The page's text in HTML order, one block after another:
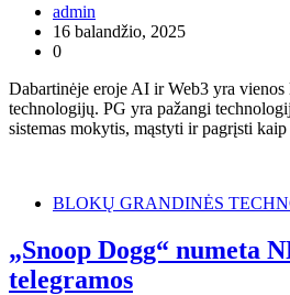
admin
16 balandžio, 2025
0
Dabartinėje eroje AI ir Web3 yra
technologijų. PG yra pažangi
sistemas mokytis, mąstyti ir pagrįsti
BLOKŲ GRANDINĖS
„Snoop Dogg“ numeta
telegramos